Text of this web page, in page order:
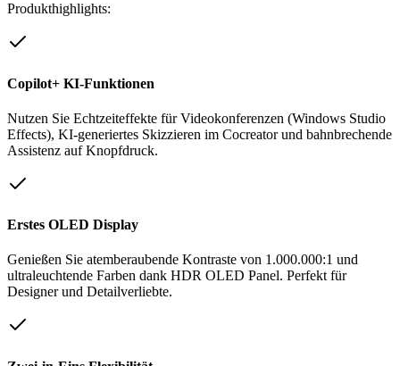
Produkthighlights:
Copilot+ KI-Funktionen
Nutzen Sie Echtzeiteffekte für Videokonferenzen (Windows Studio
Effects), KI-generiertes Skizzieren im Cocreator und bahnbrechende
Assistenz auf Knopfdruck.
Erstes OLED Display
Genießen Sie atemberaubende Kontraste von 1.000.000:1 und
ultraleuchtende Farben dank HDR OLED Panel. Perfekt für
Designer und Detailverliebte.